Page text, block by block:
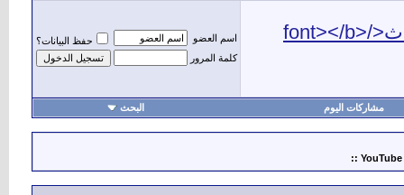
اسم العضو
حفظ البيانات؟
كلمة المرور
مشاركات اليوم البحث